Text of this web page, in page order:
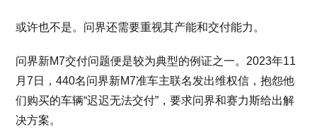
或许也不是。问界还需要重视其产能和交付能力。
问界新M7交付问题便是较为典型的例证之一。2023年11
月7日，440名问界新M7准车主联名发出维权信，抱怨他
们购买的车辆“迟迟无法交付”，要求问界和赛力斯给出解
决方案。